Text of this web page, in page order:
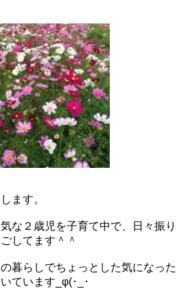
ます。
な２歳児を子育て中で、日々振り
してます＾＾
暮らしでちょっとした気になった
ています_φ(･_･